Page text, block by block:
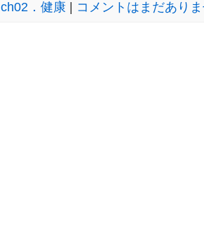
ch02．健康| コメントはまだあり